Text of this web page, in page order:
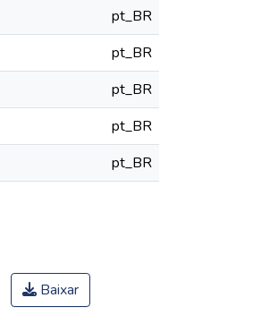
pt_BR
pt_BR
pt_BR
pt_BR
pt_BR
Baixar